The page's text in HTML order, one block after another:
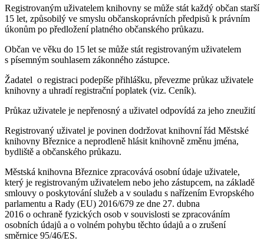
Registrovaným uživatelem knihovny se může stát každý občan starší
15 let, způsobilý ve smyslu občanskoprávních předpisů k právním
úkonům po předložení platného občanského průkazu.
Občan ve věku do 15 let se může stát registrovaným uživatelem
s písemným souhlasem zákonného zástupce.
Žadatel o registraci podepíše přihlášku, převezme průkaz uživatele
knihovny a uhradí registrační poplatek (viz. Ceník).
Průkaz uživatele je nepřenosný a uživatel odpovídá za jeho zneužití
Registrovaný uživatel je povinen dodržovat knihovní řád Městské
knihovny Březnice a neprodleně hlásit knihovně změnu jména,
bydliště a občanského průkazu.
Městská knihovna Březnice zpracovává osobní údaje uživatele,
který je registrovaným uživatelem nebo jeho zástupcem, na základě
smlouvy o poskytování služeb a v souladu s nařízením Evropského
parlamentu a Rady (EU) 2016/679 ze dne 27. dubna
2016 o ochraně fyzických osob v souvislosti se zpracováním
osobních údajů a o volném pohybu těchto údajů a o zrušení
směrnice 95/46/ES.